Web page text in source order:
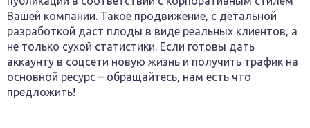
Вашей компании. Такое продвижение, с детальной
разработкой даст плоды в виде реальных клиентов, а
не только сухой статистики. Если готовы дать
аккаунту в соцсети новую жизнь и получить трафик на
основной ресурс – обращайтесь, нам есть что
предложить!